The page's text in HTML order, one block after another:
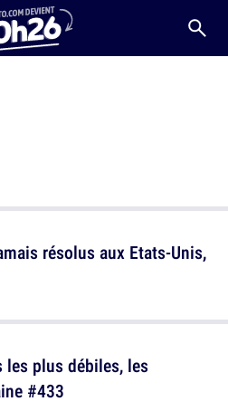
résolus aux Etats-Unis,
plus débiles, les
#433